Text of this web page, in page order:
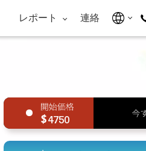
レポート 連絡
4750